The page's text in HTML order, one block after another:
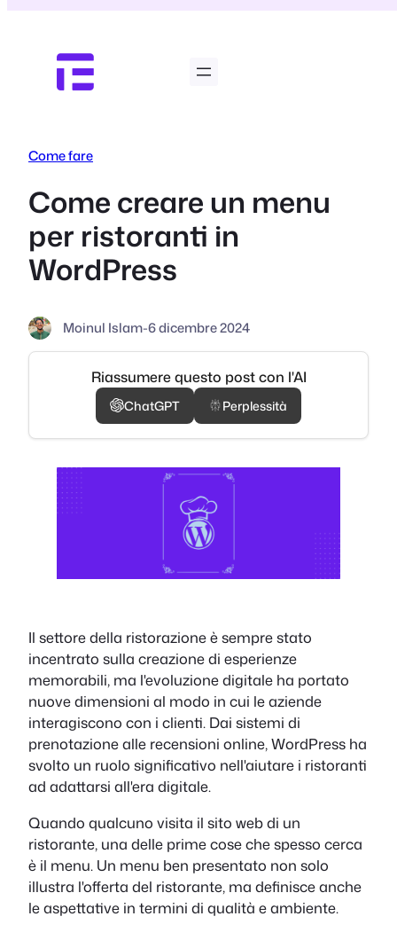
contenuto
Come fare
Come creare un menu
per ristoranti in
WordPress
Moinul Islam-6 dicembre 2024
Riassumere questo post con l'AI
ChatGPT Perplessità
Il settore della ristorazione è sempre stato
incentrato sulla creazione di esperienze
memorabili, ma l'evoluzione digitale ha portato
nuove dimensioni al modo in cui le aziende
interagiscono con i clienti. Dai sistemi di
prenotazione alle recensioni online, WordPress ha
svolto un ruolo significativo nell'aiutare i ristoranti
ad adattarsi all'era digitale.
Quando qualcuno visita il sito web di un
ristorante, una delle prime cose che spesso cerca
è il menu. Un menu ben presentato non solo
illustra l'offerta del ristorante, ma definisce anche
le aspettative in termini di qualità e ambiente.